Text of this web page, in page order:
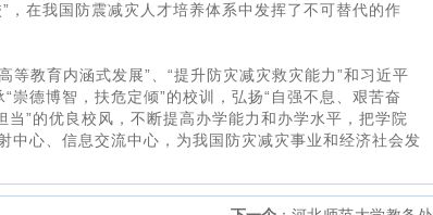
在我国防震减灾人才培养体系中发挥了不可替代的作
教育内涵式发展”、“提升防灾减灾救灾能力”和习近平
崇德博智，扶危定倾”的校训，弘扬“自强不息、艰苦奋
”的优良校风，不断提高办学能力和办学水平，把学院
心、信息交流中心，为我国防灾减灾事业和经济社会发